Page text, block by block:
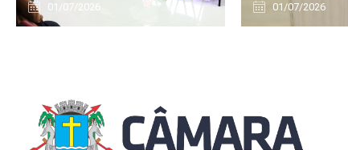
01/07/2026 01/07/2026